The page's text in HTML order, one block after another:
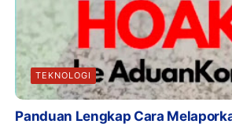
TEKNOLOGI
Panduan Lengkap Cara